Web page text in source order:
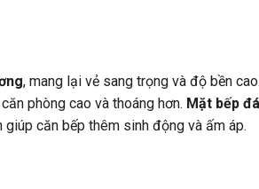
, mang lại vẻ sang trọng và độ bền
phòng cao và thoáng hơn. Mặt bếp
căn bếp thêm sinh động và ấm áp.